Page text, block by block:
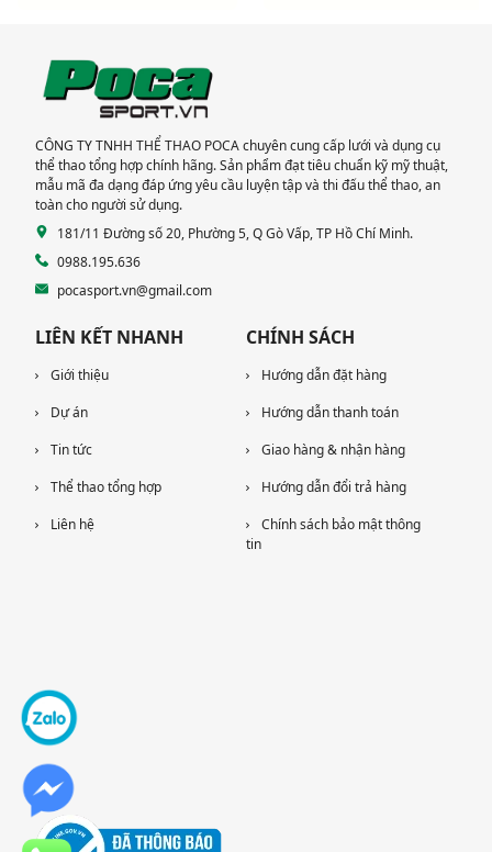
CÔNG TY TNHH THỂ THAO POCA chuyên cung cấp lưới và dụng cụ
thể thao tổng hợp chính hãng. Sản phẩm đạt tiêu chuẩn kỹ mỹ thuật,
mẫu mã đa dạng đáp ứng yêu cầu luyện tập và thi đấu thể thao, an
toàn cho người sử dụng.
181/11 Đường số 20, Phường 5, Q Gò Vấp, TP Hồ Chí Minh.
0988.195.636
pocasport.vn@gmail.com
LIÊN KẾT NHANH
Giới thiệu
Dự án
Tin tức
Thể thao tổng hợp
Liên hệ
CHÍNH SÁCH
Hướng dẫn đặt hàng
Hướng dẫn thanh toán
Giao hàng & nhận hàng
Hướng dẫn đổi trả hàng
Chính sách bảo mật thông
tin